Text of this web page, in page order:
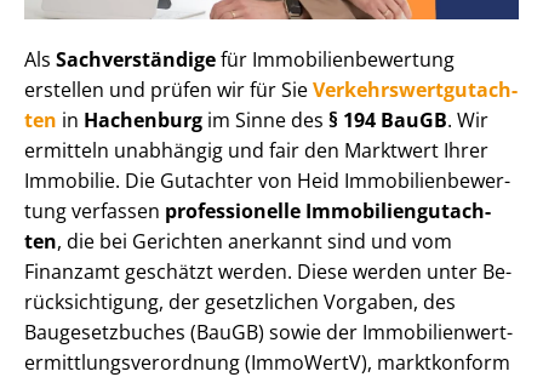
Als Sachverständigefür Im­mo­bi­li­en­be­wer­tung
erstellen und prüfen wir für SieVer­kehrs­wert­gut­ach­
ten in Hachenburg im Sinne des § 194 BauGB. Wir
ermitteln unabhängig und fair den Marktwert Ihrer
Immobilie. Die Gutachter von Heid Im­mo­bi­li­en­be­wer­
tung verfassen professionelle Im­mo­bi­li­en­gut­ach­
ten, die bei Gerichten anerkannt sind und vom
Finanzamt geschätzt werden. Diese werden unter Be­
rück­sich­ti­gung, der gesetzlichen Vorgaben, des
Baugesetzbuches (BauGB) sowie der Im­mo­bi­li­en­wert­
ermitt­lungs­ver­ord­nung (ImmoWertV), marktkonform